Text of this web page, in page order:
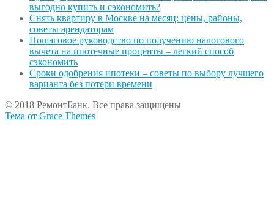
выгодно купить и сэкономить?
Снять квартиру в Москве на месяц: цены, районы,
советы арендаторам
Пошаговое руководство по получению налогового
вычета на ипотечные проценты – легкий способ
сэкономить
Сроки одобрения ипотеки – советы по выбору лучшего
варианта без потери времени
© 2018 РемонтБанк. Все права защищены
Тема от Grace Themes